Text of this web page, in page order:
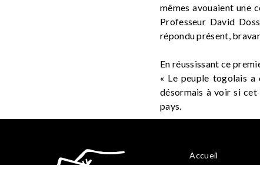
mêmes avouaient une
Professeur David
répondu présent,
En réussissant ce
« Le peuple togolais
désormais à voir si
pays.
Accueil